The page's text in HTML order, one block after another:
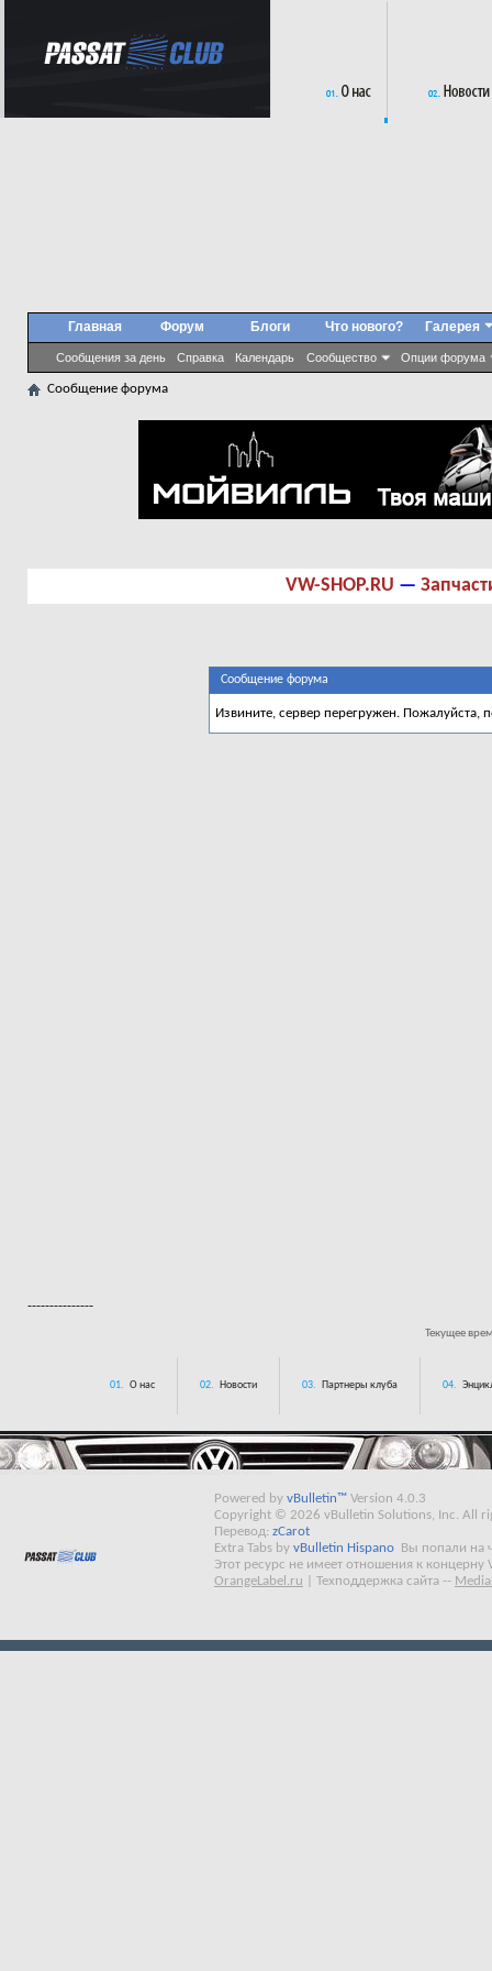
Главная Форум
Сообщения за день Справка Календарь Сообщество Опции форума
Блоги Что нового? Галерея
Сообщение форума
VW-SHOP.RU —
Сообщение форума
Извините, сервер перегружен. Пожалуйста,
---------------
Текущее
01. О нас 02. Новости 03. Партнеры клуба 04.
Powered by vBulletin™ Version 4.0.3
Copyright © 2026 vBulletin Solutions, Inc. All
Перевод: zCarot
Extra Tabs by vBulletin Hispano
Вы попали на
Этот ресурс не имеет отношения к концерну
OrangeLabel.ru
Техподдержка сайта --